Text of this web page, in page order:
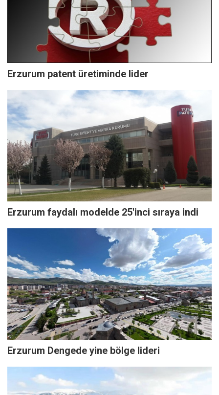
Erzurum patent üretiminde lider
Erzurum faydalı modelde 25'inci sıraya indi
Erzurum Dengede yine bölge lideri